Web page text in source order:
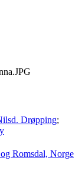
Drøpping;
Romsdal, Norge